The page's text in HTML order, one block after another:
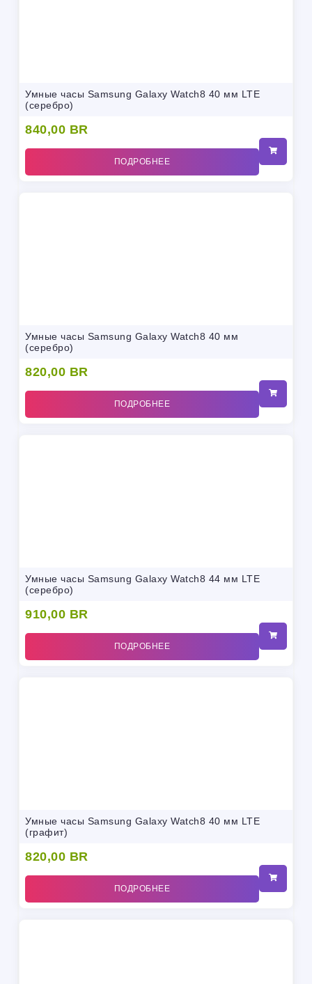
Умные часы Samsung Galaxy Watch8 40 мм LTE
(серебро)
840,00 BR
ПОДРОБНЕЕ
Умные часы Samsung Galaxy Watch8 40 мм
(серебро)
820,00 BR
ПОДРОБНЕЕ
Умные часы Samsung Galaxy Watch8 44 мм LTE
(серебро)
910,00 BR
ПОДРОБНЕЕ
Умные часы Samsung Galaxy Watch8 40 мм LTE
(графит)
820,00 BR
ПОДРОБНЕЕ